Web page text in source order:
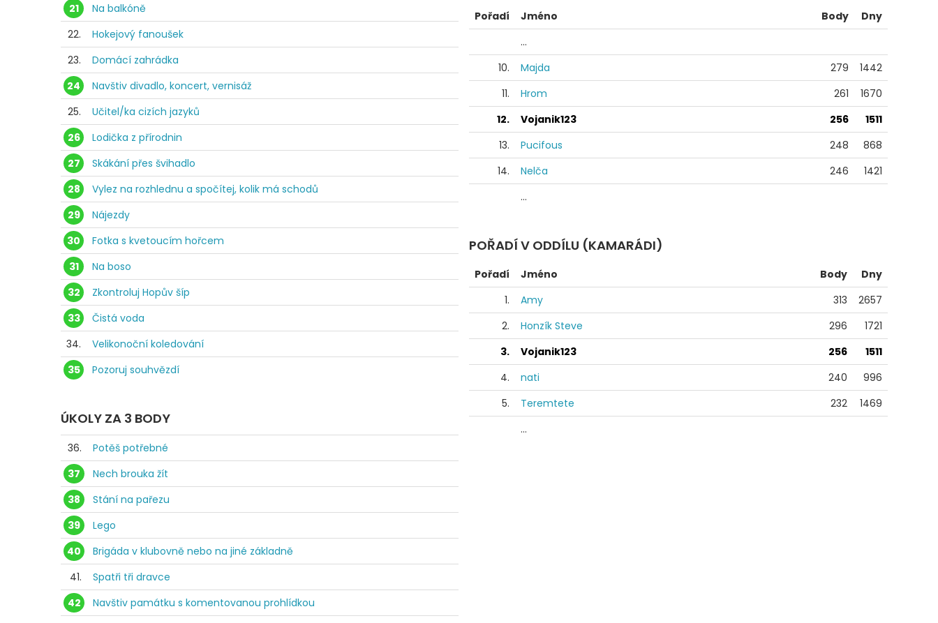
21
Na balkóně
22.
Hokejový fanoušek
23.
Domácí zahrádka
24
Navštiv divadlo, koncert, vernisáž
25.
Učitel/ka cizích jazyků
26
Lodička z přírodnin
27
Skákání přes švihadlo
28
Vylez na rozhlednu a spočítej, kolik má schodů
29
Nájezdy
30
Fotka s kvetoucím hořcem
31
Na boso
32
Zkontroluj Hopův šíp
33
Čistá voda
34.
Velikonoční koledování
35
Pozoruj souhvězdí
ÚKOLY ZA 3 BODY
36.
Potěš potřebné
37
Nech brouka žít
38
Stání na pařezu
39
Lego
40
Brigáda v klubovně nebo na jiné základně
41.
Spatři tři dravce
42
Navštiv památku s komentovanou prohlídkou
Pořadí Jméno Body
Dny
...
10.
Majda 279
1442
11.
Hrom 261
1670
12.
Vojanik123 256
1511
13.
Pucifous 248
868
14.
Nelča 246
1421
...
POŘADÍ V ODDÍLU (KAMARÁDI)
Pořadí Jméno Body
Dny
1.
Amy 313
2657
2.
Honzík Steve 296
1721
3.
Vojanik123 256
1511
4.
nati 240
996
5.
Teremtete 232
1469
...